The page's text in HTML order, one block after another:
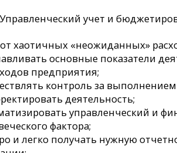
учет и
хаотичных «неожиданных»
основные показатели
предприятия;
контроль за
деятельность;
управленческий и
фактора;
и легко получать нужную